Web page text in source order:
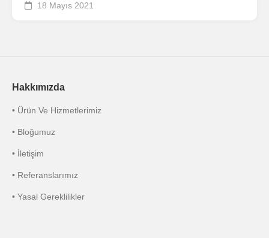
18 Mayıs 2021
Hakkımızda
• Ürün Ve Hizmetlerimiz
• Bloğumuz
• İletişim
• Referanslarımız
• Yasal Gereklilikler